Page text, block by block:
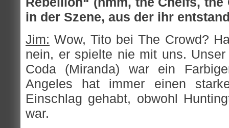
in der Szene, aus der ihr
Jim: Wow, Tito bei The Crowd?
nein, er spielte nie mit uns.
Coda (Miranda) war ein
Angeles hat immer einen
Einschlag gehabt, obwohl
war.